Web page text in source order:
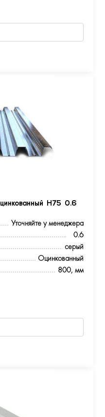
Н75 0.6
Уточняйте у менеджера
0.6
серый
Оцинкованный
800, мм